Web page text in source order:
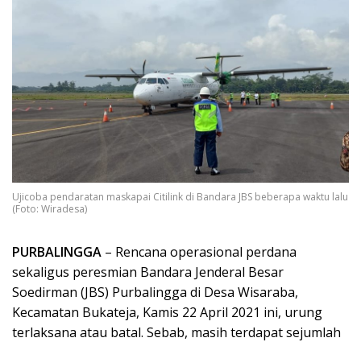
Ujicoba pendaratan maskapai Citilink di Bandara JBS beberapa waktu lalu
(Foto: Wiradesa)
PURBALINGGA – Rencana operasional perdana
sekaligus peresmian Bandara Jenderal Besar
Soedirman (JBS) Purbalingga di Desa Wisaraba,
Kecamatan Bukateja, Kamis 22 April 2021 ini, urung
terlaksana atau batal. Sebab, masih terdapat sejumlah